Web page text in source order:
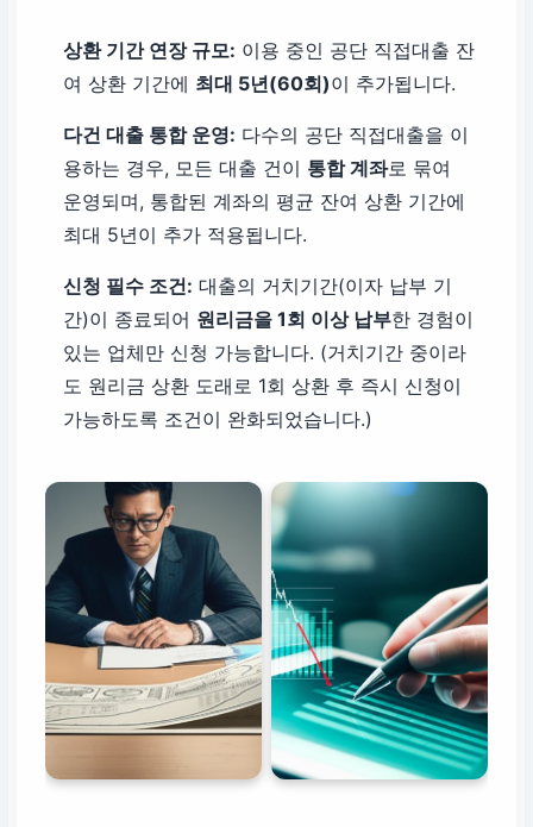
상환 기간 연장 규모: 이용 중인 공단 직접대출 잔
여 상환 기간에 최대 5년(60회)이 추가됩니다.
다건 대출 통합 운영: 다수의 공단 직접대출을 이
용하는 경우, 모든 대출 건이 통합 계좌로 묶여
운영되며, 통합된 계좌의 평균 잔여 상환 기간에
최대 5년이 추가 적용됩니다.
신청 필수 조건: 대출의 거치기간(이자 납부 기
간)이 종료되어 원리금을 1회 이상 납부한 경험이
있는 업체만 신청 가능합니다. (거치기간 중이라
도 원리금 상환 도래로 1회 상환 후 즉시 신청이
가능하도록 조건이 완화되었습니다.)